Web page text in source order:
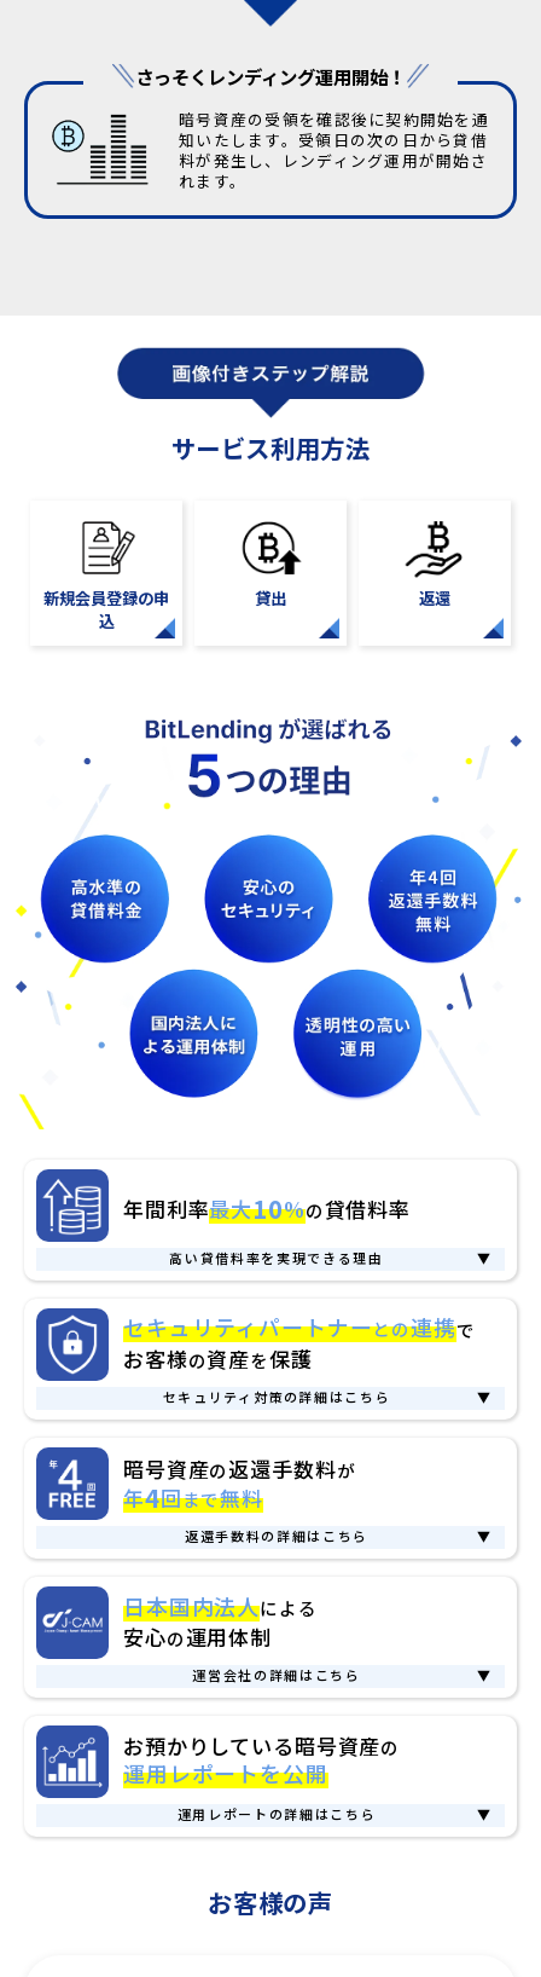
さっそくレンディング運用開始！
暗号資産の受領を確認後に契約開始を通
知いたします。受領日の次の日から貸借
料が発生し、レンディング運用が開始さ
れます。
サービス利用方法
新規会員登録の申
込
貸出 返還
年間利率最大10%の貸借料率
高い貸借料率を実現できる理由 ▼
理由1.ビットレンディングはお客様からお預かりした
暗号資産を運用し、そこで得た収益をお客様に還元す
るビジネスモデルのため
と運用に係る契約を結び、独自のポートフォリオを構
築することで、最適なリスク・リターンを実現してい
るため
暗号資産取引所のレンディングサービスとの
違い
国内暗号資産取引所（暗号資産交換業者）の場合、主にユーザ
ーに対して暗号資産取引をはじめとする暗号資産に係る多様な
サービスを提供しています。その中で、現状の国内暗号資産取
引所が、ユーザーに対して提供しているレンディングサービス
は、付加価値を提供するサービスのひとつとして位置付けられ
ています。
ユーザーから借り入れた暗号資産は、自社サービス内の信用取
ていないため貸借料も控えめに設定されています。 対して、ビ
ットレンディングは「お客様からお預かりした暗号資産を運用
セキュリティパートナーとの連携で
お客様の資産を保護
セキュリティ対策の詳細はこちら ▼
お客様資産の安全性について
ビットレンディングは、Fireblocks社の提供するセキュリティ
サービスを活用しています。
当社では、Fireblocks社の独自技術を活用し、暗号資産の取引
に必要な秘密鍵を分割して厳重に分散管理しています。仮に一
部のシステムが攻撃されても、分割された鍵だけでは取引がで
きないため、資産の流出を防ぐことができます。
さらに、暗号資産を取引所に移さず、当社の管理下に置いたま
まで取引できる仕組みにより、万が一取引所が破綻したりハッ
キングを受けた場合でも、お客様の資産は安全に守られます。
ビットレンディングは、お客様の信頼と資産の保護を最優先
に、安心してご利用いただける業界最高水準のサービスを提供
連携パートナー
暗号資産の返還手数料が
年4回まで無料
返還手数料の詳細はこちら ▼
返還手数料 とは、お客様が貸出しをした暗号資産を返還する
際、また紹介報酬の出金に伴って各ブロックチェーンの送金に
必要なネットワーク手数料を指します。
年間4回までは弊社が負担するため無料でご利用いただけます
が、5回目以降は返還を希望される暗号資産の数量から返還手
数料を差し引いた数量が返還されます。なお、ビットレンディ
ングでは、
返還手数料以外の途中解約手数料などは一切いただ
いておりません。最小限のコストで高いユーザビリティを追求
したサービスを提供しています。
5回目以降の返還に差し引かれる返還手数料は以下のとおりで
【業界最安水準】各暗号資産の返還手数料
日本国内法人による
安心の運用体制
運営会社の詳細はこちら ▼
お預かりしている暗号資産の
運用レポートを公開
運用レポートの詳細はこちら ▼
ビットレンディングは、お客様からお預かりした資産の運用実
お客様の声